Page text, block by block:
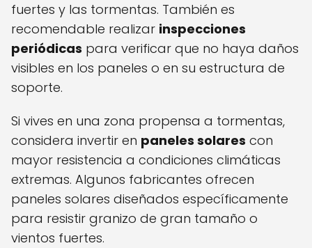
fuertes y las tormentas. También es
recomendable realizar inspecciones
periódicas para verificar que no haya daños
visibles en los paneles o en su estructura de
soporte.
Si vives en una zona propensa a tormentas,
considera invertir en paneles solares con
mayor resistencia a condiciones climáticas
extremas. Algunos fabricantes ofrecen
paneles solares diseñados específicamente
para resistir granizo de gran tamaño o
vientos fuertes.